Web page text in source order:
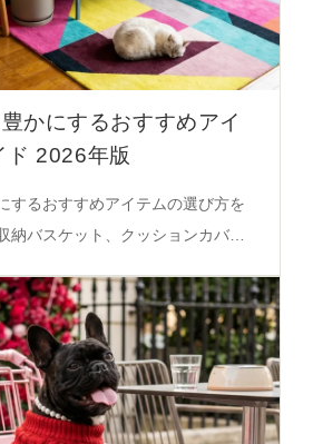
かにするおすすめアイ
ド 2026年版
するおすすめアイテムの選び方を
納バスケット、クッションカバー
ガイド。